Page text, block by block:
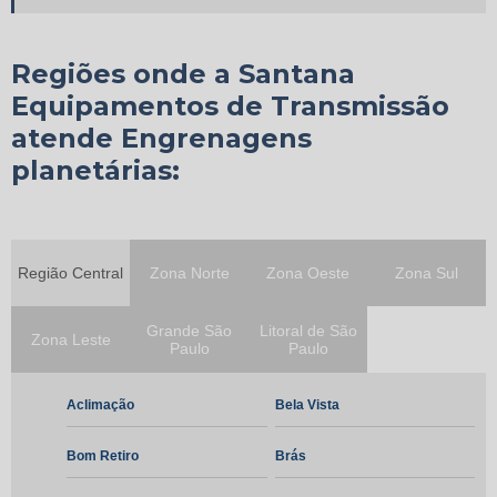
Engrenagens especiais
Engrenagens planetárias
Fabricante de ciclo redutores
Fabricante de redutores
Fabricante de redutores de velocidade
Fabricante de redutores especiais
Manutenção de redutores
Redutor coaxial
Regiões onde a Santana
Equipamentos de Transmissão
atende Engrenagens
planetárias:
Região Central Zona Norte Zona Oeste Zona Sul
Zona Leste
Grande São
Paulo
Litoral de São
Paulo
Aclimação Bela Vista
Bom Retiro Brás